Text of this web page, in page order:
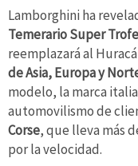
Lamborghini ha
Temerario Super
reemplazará al
de Asia, Europa y
modelo, la marca
automovilismo de
Corse, que lleva más
por la velocidad.